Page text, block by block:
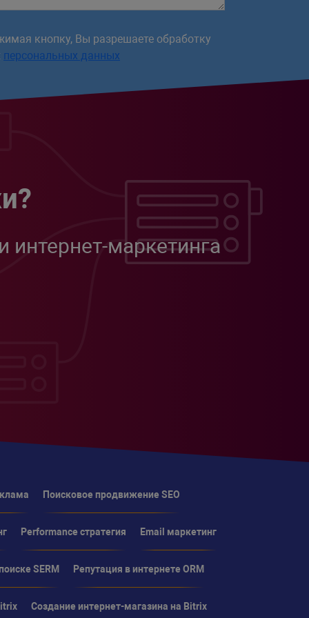
кнопку, Вы разрешаете обработку
персональных данных
интернет-маркетинга
Поисковое продвижение SEO
Performance стратегия Email маркетинг
SERM Репутация в интернете ORM
Создание интернет-магазина на Bitrix